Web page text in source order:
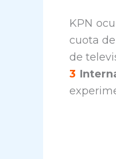
KPN
cuota
de
3